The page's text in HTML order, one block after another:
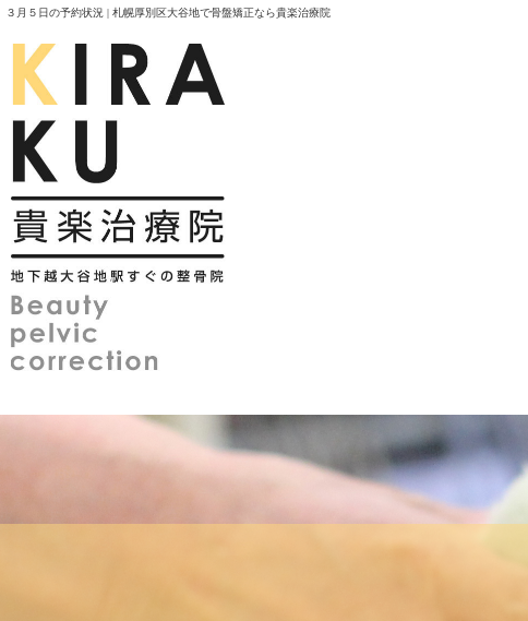
３月５日の予約状況 | 札幌厚別区大谷地で骨盤矯正なら貴楽治療院